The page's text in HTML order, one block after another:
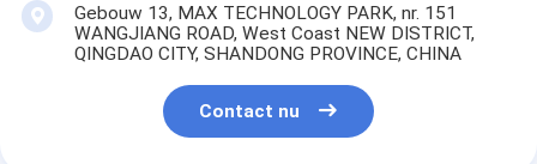
Gebouw 13, MAX TECHNOLOGY PARK, nr. 151
WANGJIANG ROAD, West Coast NEW DISTRICT,
QINGDAO CITY, SHANDONG PROVINCE, CHINA
Contact nu